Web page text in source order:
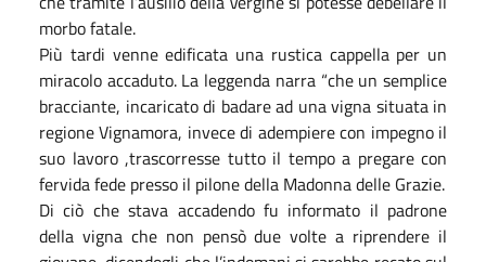
morbo fatale.
Più tardi venne edificata una rustica cappella per un
miracolo accaduto. La leggenda narra “che un semplice
bracciante, incaricato di badare ad una vigna situata in
regione Vignamora, invece di adempiere con impegno il
suo lavoro ,trascorresse tutto il tempo a pregare con
fervida fede presso il pilone della Madonna delle Grazie.
Di ciò che stava accadendo fu informato il padrone
della vigna che non pensò due volte a riprendere il